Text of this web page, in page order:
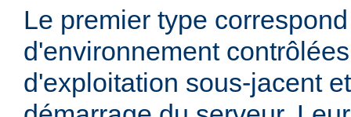
Le premier type
d'environnement
d'exploitation sous-jacent